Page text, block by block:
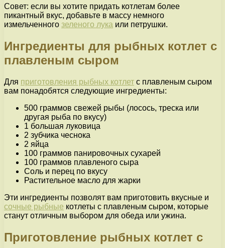
Совет: если вы хотите придать котлетам более
пикантный вкус, добавьте в массу немного
измельченного зеленого лука или петрушки.
Ингредиенты для рыбных котлет с
плавленым сыром
Для приготовления рыбных котлет с плавленым сыром
вам понадобятся следующие ингредиенты:
500 граммов свежей рыбы (лосось, треска или
другая рыба по вкусу)
1 большая луковица
2 зубчика чеснока
2 яйца
100 граммов панировочных сухарей
100 граммов плавленого сыра
Соль и перец по вкусу
Растительное масло для жарки
Эти ингредиенты позволят вам приготовить вкусные и
сочные рыбные котлеты с плавленым сыром, которые
станут отличным выбором для обеда или ужина.
Приготовление рыбных котлет с